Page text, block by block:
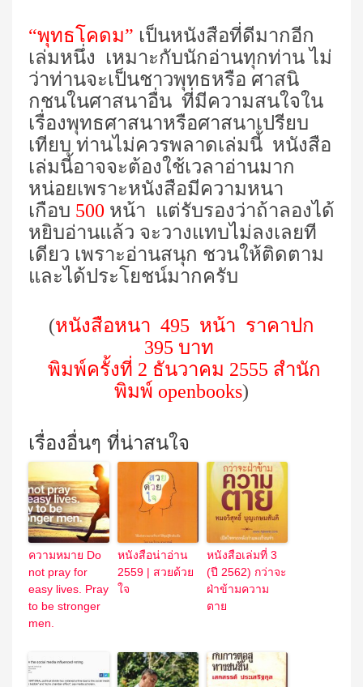
“พุทธโคดม” เป็นหนังสือที่ดีมากอีก
เล่มหนึ่ง เหมาะกับนักอ่านทุกท่าน ไม่
ว่าท่านจะเป็นชาวพุทธหรือ ศาสนิ
กชนในศาสนาอื่น ที่มีความสนใจใน
เรื่องพุทธศาสนาหรือศาสนาเปรียบ
เทียบ ท่านไม่ควรพลาดเล่มนี้ หนังสือ
เล่มนี้อาจจะต้องใช้เวลาอ่านมาก
หน่อยเพราะหนังสือมีความหนา
เกือบ 500 หน้า แต่รับรองว่าถ้าลองได้
หยิบอ่านแล้ว จะวางแทบไม่ลงเลยที
เดียว เพราะอ่านสนุก ชวนให้ติดตาม
และได้ประโยชน์มากครับ
(หนังสือหนา 495 หน้า ราคาปก
395 บาท
พิมพ์ครั้งที่ 2 ธันวาคม 2555 สำนัก
พิมพ์ openbooks)
เรื่องอื่นๆ ที่น่าสนใจ
ความหมาย Do
not pray for
easy lives. Pray
to be stronger
men.
หนังสือน่าอ่าน
2559 | สวยด้วย
ใจ
หนังสือเล่มที่ 3
(ปี 2562) กว่าจะ
ฝ่าข้ามความ
ตาย